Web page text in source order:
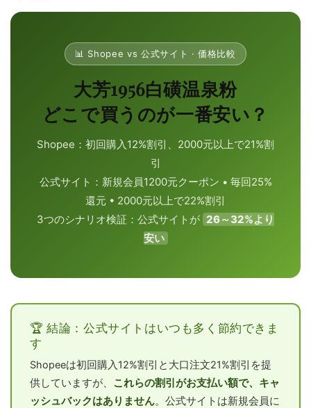
📊 Shopee vs 公式サイト · 価格比較
大芳1956白磺温泉粉
どこで買うのが一番安い？
Shopee：初回購入12%割引、2000元以上で21%割
引
公式サイト：新規会員1200元クーポン • 毎回25%
還元 • 2000元以上で22%割引
3つのシナリオ検証：公式サイトが 26～32%より
安い
🏆 結論：公式サイトはいつも多く節約できま
す
Shopeeは初回購入12%割引と大口注文21%割引を提
供していますが、 これらの割引がお支払い額で、キャ
ッシュバックはありません。公式サイトは新規会員に